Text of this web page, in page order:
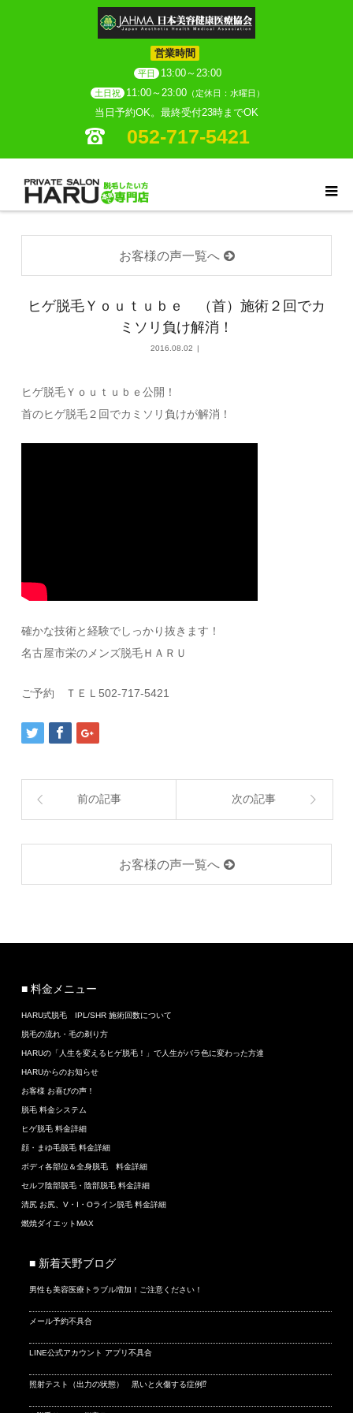
営業時間
平日 13:00～23:00
土日祝 11:00～23:00 （定休日：水曜日）
当日予約OK。最終受付23時までOK
052-717-5421
お客様の声一覧へ
ヒゲ脱毛Ｙｏｕｔｕｂｅ （首）施術２回でカ
ミソリ負け解消！
2016.08.02
ヒゲ脱毛Ｙｏｕｔｕｂｅ公開！
首のヒゲ脱毛２回でカミソリ負けが解消！
確かな技術と経験でしっかり抜きます！
名古屋市栄のメンズ脱毛ＨＡＲＵ
ご予約 ＴＥＬ502-717-5421
前の記事 次の記事
お客様の声一覧へ
■ 料金メニュー
HARU式脱毛 IPL/SHR 施術回数について
脱毛の流れ・毛の剃り方
HARUの「人生を変えるヒゲ脱毛！」で人生がバラ色に変わった方達
HARUからのお知らせ
お客様 お喜びの声！
脱毛 料金システム
ヒゲ脱毛 料金詳細
顔・まゆ毛脱毛 料金詳細
ボディ各部位＆全身脱毛 料金詳細
セルフ陰部脱毛・陰部脱毛 料金詳細
清尻 お尻、V・I・Oライン脱毛 料金詳細
燃焼ダイエットMAX
■ 新着天野ブログ
男性も美容医療トラブル増加！ご注意ください！
メール予約不具合
LINE公式アカウント アプリ不具合
照射テスト（出力の状態） 黒いと火傷する症例⁉